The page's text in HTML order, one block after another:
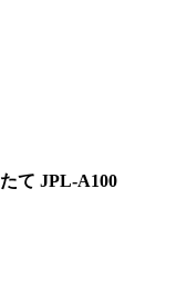
て JPL-A100